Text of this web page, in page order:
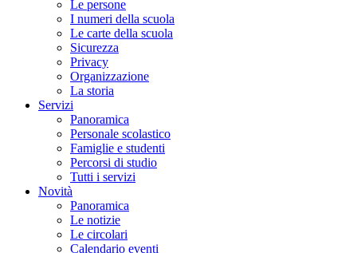
Le persone
I numeri della scuola
Le carte della scuola
Sicurezza
Privacy
Organizzazione
La storia
Servizi
Panoramica
Personale scolastico
Famiglie e studenti
Percorsi di studio
Tutti i servizi
Novità
Panoramica
Le notizie
Le circolari
Calendario eventi